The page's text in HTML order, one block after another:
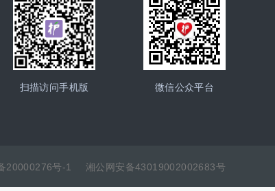
微信公众平台
扫描访问手机版
20000276号-1 湘公网安备43019002002683号